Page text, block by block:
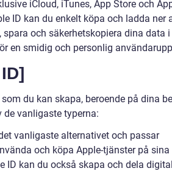
iCloud, iTunes, App Store och
ID kan du enkelt köpa och ladda ner
och säkerhetskopiera dina data
en smidig och personlig
du kan skapa, beroende på dina
de vanligaste typerna:
vanligaste alternativet och passar
och köpa Apple-tjänster på sina
ID kan du också skapa och dela